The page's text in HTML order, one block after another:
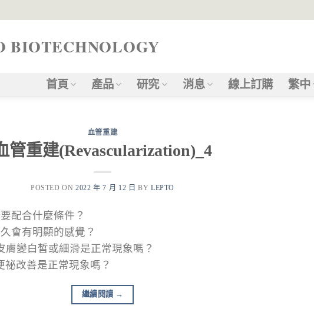
BIOTECHNOLOGY
首頁 產品 研究 消息 線上訂購 繁中
血管重建
管重建(Revascularization)_4
POSTED ON2022 年 7 月 12 日 BY LEPTO
配合什麼條件？
會有明顯的感覺？
膚變白皙或細滑是正常現象嗎？
祕改善是正常現象嗎？
繼續閱讀 →